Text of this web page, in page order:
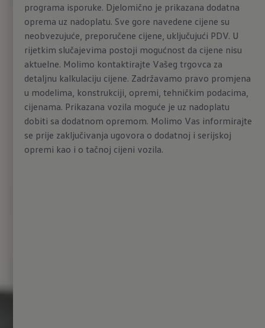
programa isporuke. Djelomično je prikazana dodatna
oprema uz nadoplatu. Sve gore navedene cijene su
neobvezujuće, preporučene cijene, uključujući PDV. U
rijetkim slučajevima postoji mogućnost da cijene nisu
aktuelne. Molimo kontaktirajte Vašeg trgovca za
detaljnu kalkulaciju cijene. Zadržavamo pravo promjena
u modelima, konstrukciji, opremi, tehničkim podacima,
cijenama. Prikazana vozila moguće je uz nadoplatu
dobiti sa dodatnom opremom. Molimo Vas informirajte
se prije zaključivanja ugovora o dodatnoj i serijskoj
opremi kao i o tačnoj cijeni vozila.